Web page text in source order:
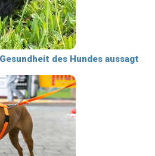
des Hundes aussagt